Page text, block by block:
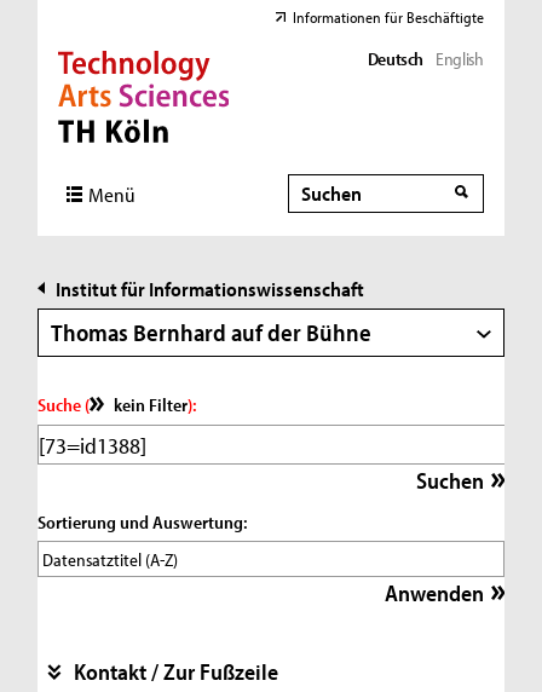
Direkt zur Hauptnavigation
Direkt zur Subnavigation
Direkt zum Inhalt
Direkt zum Fußbereich
Informationen für Beschäftigte
Deutsch English
Menü Suche
Suche
Institut für Informationswissenschaft
Thomas Bernhard auf der Bühne
Suche ( kein Filter):
Sortierung und Auswertung:
Kontakt / Zur Fußzeile